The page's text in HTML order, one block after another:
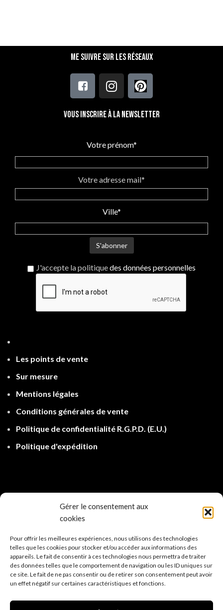
Gérer le consentement aux
cookies
Pour offrir les meilleures expériences, nous utilisons des technologies
telles que les cookies pour stocker et/ou accéder aux informations des
appareils. Le fait de consentir à ces technologies nous permettra de traiter
des données telles que le comportement de navigation ou les ID uniques sur
ce site. Le fait de ne pas consentir ou de retirer son consentement peut avoir
un effet négatif sur certaines caractéristiques et fonctions.
Me suivre sur les réseaux
Vous inscrire à la newsletter
Votre prénom*
Votre adresse mail*
Ville*
J'accepte la politiquedes données personnelles
Les points de vente
Sur mesure
Mentions légales
Conditions générales de vente
Politique de confidentialité R.G.P.D. (E.U.)
Politique d'expédition